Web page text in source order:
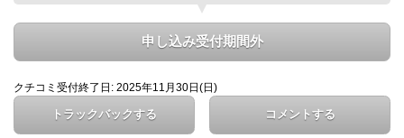
申し込み受付期間外
クチコミ受付終了日: 2025年11月30日(日)
トラックバックする コメントする